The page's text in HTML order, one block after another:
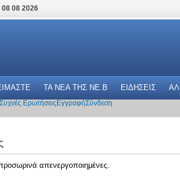
08 08 2026
ΤΑ ΝΕΑ THΣ NE.B ΕΙΔΗΣΕΙΣ
Συχνές Ερωτήσεις ΕγγραφήΣύνδεση
απενεργοποιημένες.